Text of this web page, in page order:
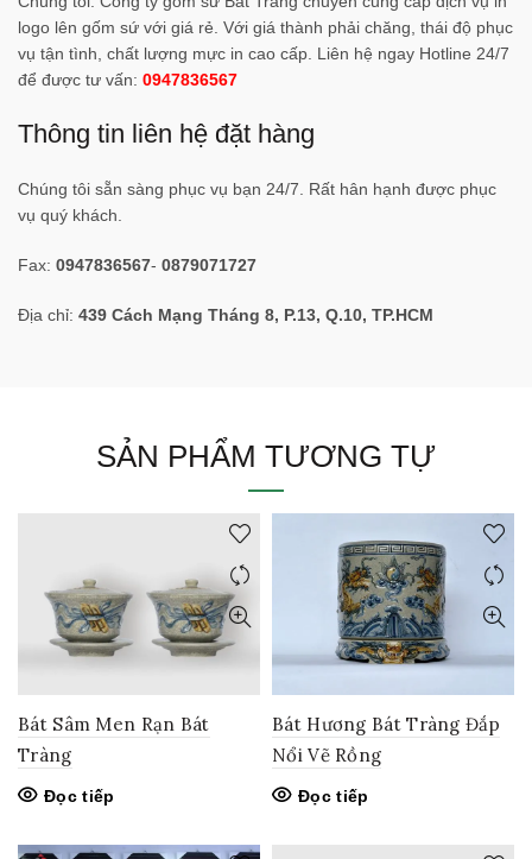
logo lên gốm sứ với giá rẻ. Với giá thành phải chăng, thái độ phục
vụ tận tình, chất lượng mực in cao cấp. Liên hệ ngay Hotline 24/7
để được tư vấn: 0947836567
Thông tin liên hệ đặt hàng
Chúng tôi sẵn sàng phục vụ bạn 24/7. Rất hân hạnh được phục
vụ quý khách.
Fax: 0947836567- 0879071727
Địa chỉ: 439 Cách Mạng Tháng 8, P.13, Q.10, TP.HCM
SẢN PHẨM TƯƠNG TỰ
Bát Sâm Men Rạn Bát
Tràng
Đọc tiếp
Bát Hương Bát Tràng Đắp
Nổi Vẽ Rồng
Đọc tiếp